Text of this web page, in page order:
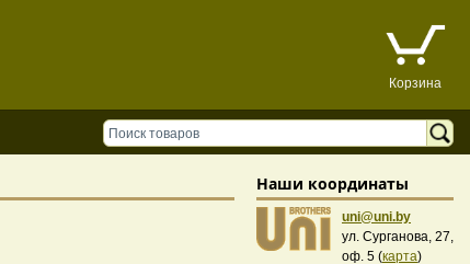
Корзина
Наши координаты
uni@uni.by
ул. Сурганова, 27,
оф. 5 (карта)